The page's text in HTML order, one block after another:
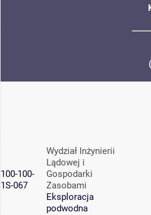
100-100-
1S-067
Wydział Inżynierii
Lądowej i
Gospodarki
Zasobami
Eksploracja
podwodna